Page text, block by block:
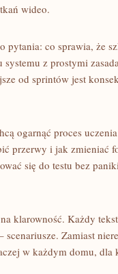
wideo.
pytania: co sprawia, że
z prostymi
od sprintów jest
ogarnąć proces
przerwy i jak zmieniać
się do testu bez
klarowność. Każdy
Zamiast
w każdym domu, dla